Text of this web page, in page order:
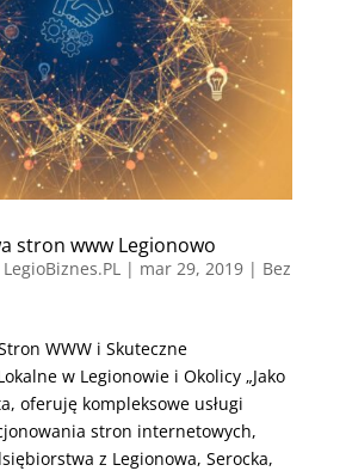
stron www Legionowo
LegioBiznes.PL| mar 29, 2019| Bez
WWW i Skuteczne
w Legionowie i Okolicy „Jako
oferuję kompleksowe usługi
stron internetowych,
z Legionowa, Serocka,